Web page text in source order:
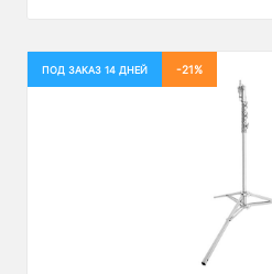
ПОД ЗАКАЗ 14 ДНЕЙ -21%